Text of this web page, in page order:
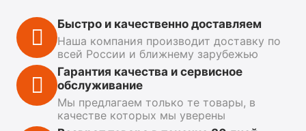
Быстро и качественно доставляем
Наша компания производит доставку по
всей России и ближнему зарубежью
Гарантия качества и сервисное
обслуживание
Мы предлагаем только те товары, в
качестве которых мы уверены